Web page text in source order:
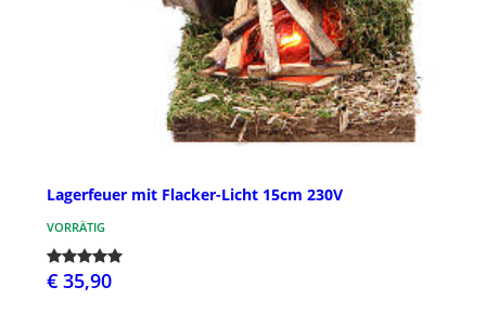
Lagerfeuer mit Flacker-Licht 15cm 230V
VORRÄTIG
€ 35,90